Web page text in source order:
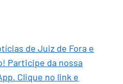
de Juiz de Fora e
Participe da nossa
Clique no link e